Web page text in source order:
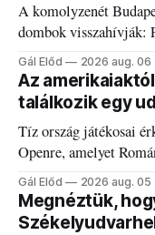
A komolyzenét
dombok visszahívják:
és határokról.
Gál Előd 2026 aug. 06
Az
találkozik egy
Tíz ország játékosai
Openre, amelyet
discgolfpályáján
Gál Előd 2026 aug. 05
Megnéztük,